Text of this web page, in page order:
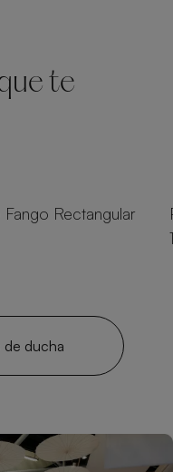
te
Rectangular
de ducha